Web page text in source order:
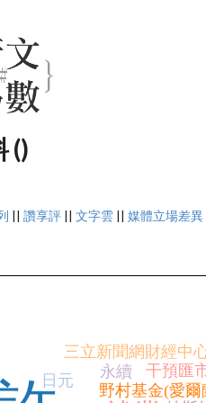
()
|| 讚享評 || 文字雲 || 媒體立場差異
野村基金(愛
永續
日元
三立新聞網財經中
干預匯